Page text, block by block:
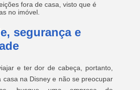
fora de casa, visto que é
no imóvel.
segurança e
e ter dor de cabeça, portanto,
casa na Disney e não se preocupar